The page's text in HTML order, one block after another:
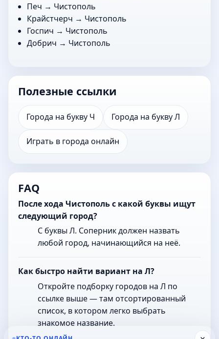
Печ → Чистополь
Крайстчерч → Чистополь
Госпич → Чистополь
Добрич → Чистополь
Полезные ссылки
Города на букву Ч Города на букву Л
Играть в города онлайн
FAQ
После хода Чистополь с какой буквы ищут
следующий город?
С буквы Л. Соперник должен назвать
любой город, начинающийся на неё.
Как быстро найти вариант на Л?
Откройте подборку городов на Л по
ссылке выше — там отсортированный
список, в котором легко выбрать
знакомое название.